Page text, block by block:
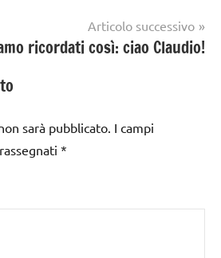
Articolo successivo
ricordati così: ciao Claudio!
sarà pubblicato. I campi
*